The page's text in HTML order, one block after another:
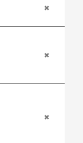
✖
✖
✖